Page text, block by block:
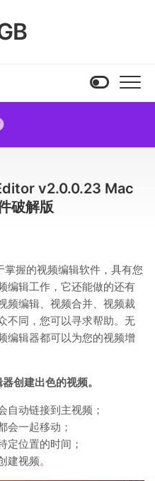
v2.0.0.23 Mac
破解版
掌握的视频编辑软件，具有您
编辑工作，它还能做的还有
频编辑、视频合并、视频裁
不同，您可以寻求帮助。无
编辑器都可以为您的视频增
创建出色的视频。
自动链接到主视频；
会一起移动；
定位置的时间；
视频。